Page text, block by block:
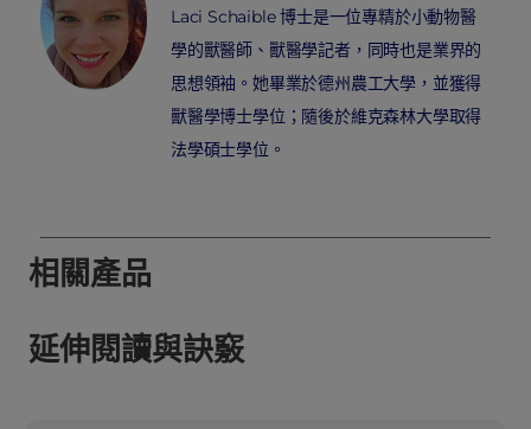
Laci Schaible 博士是一位專精於小動物醫
學的獸醫師、獸醫學記者，同時也是業界的
思想領袖。她畢業於德州農工大學，並獲得
獸醫學博士學位；隨後於維克森林大學取得
法學碩士學位。
相關產品
延伸閱讀與訣竅